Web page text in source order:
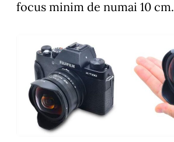
focus minim de numai 10 cm.